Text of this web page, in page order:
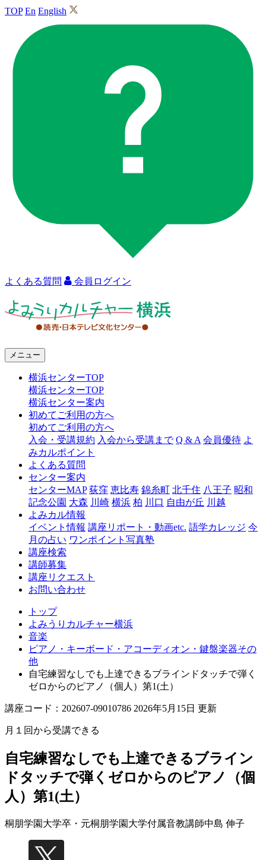
TOP En English
よくある質問 会員ログイン
ャ
浜
メニュー
横浜センターTOP
横浜センターTOP
横浜センター案内
初めてご利用の方へ
初めてご利用の方へ
入会・受講規約 入会から受講まで Q & A 会員優待 よ
みカルポイント
よくある質問
センター案内
センターMAP 荻窪 恵比寿 錦糸町 北千住 八王子 昭和
記念公園 大森 川崎 横浜 柏 川口 自由が丘 川越
よみカル情報
イベント情報 講座リポート・動画etc. 語学カレッジ 今
月の占い ワンポイント写真塾
講座検索
講師募集
講座リクエスト
お問い合わせ
トップ
よみうりカルチャー横浜
音楽
ピアノ・キーボード・アコーディオン・鍵盤楽器その
他
自宅練習なしでも上達できるブラインドタッチで弾く
ゼロからのピアノ（個人）第1(土）
講座コード：202607-09010786 2026年5月15日 更新
月１回から受講できる
自宅練習なしでも上達できるブライン
ドタッチで弾くゼロからのピアノ（個
人）第1(土）
桐朋学園大学卒・元桐朋学園大学付属音教講師中島 伸子